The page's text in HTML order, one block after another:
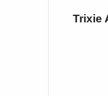
Trixie